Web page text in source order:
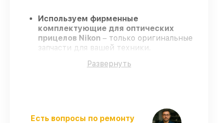
Используем фирменные
комплектующие для оптических
прицелов Nikon – только оригинальные
запчасти для вашей техники.
серьезную проверку знаний и навыков,
переносов.
Развернуть
Есть вопросы по ремонту